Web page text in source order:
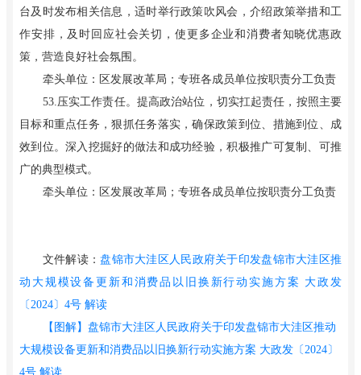
台及时发布相关信息，适时举行政策吹风会，介绍政策举措和工
作安排，及时回应社会关切，使更多企业和消费者知晓优惠政
策，营造良好社会氛围。
牵头单位：区发展改革局；专班各成员单位按职责分工负责
53.压实工作责任。提高政治站位，切实扛起责任，按照主要
目标和重点任务，狠抓任务落实，确保政策到位、措施到位、成
效到位。深入挖掘好的做法和成功经验，积极推广可复制、可推
广的典型模式。
牵头单位：区发展改革局；专班各成员单位按职责分工负责
文件解读：盘锦市大洼区人民政府关于印发盘锦市大洼区推
动大规模设备更新和消费品以旧换新行动实施方案 大政发
〔2024〕4号 解读
【图解】盘锦市大洼区人民政府关于印发盘锦市大洼区推动
大规模设备更新和消费品以旧换新行动实施方案 大政发〔2024〕
4号 解读